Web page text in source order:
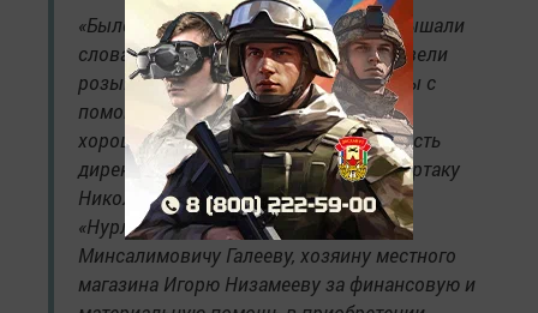
«Было очень интересно и весело, услышали
слова благодарности от сельчан. Провели
розыгрыш лотерейных билетов, призы с
помощью спонсоров удалось купить
хорошие. Хотим выразить благодарность
директору «Нурлатского лесхоза» Спартаку
Николаевичу Еливанову, директору
«Нурлатского лесничества» Рустему
Минсалимовичу Галееву, хозяину местного
магазина Игорю Низамееву за финансовую и